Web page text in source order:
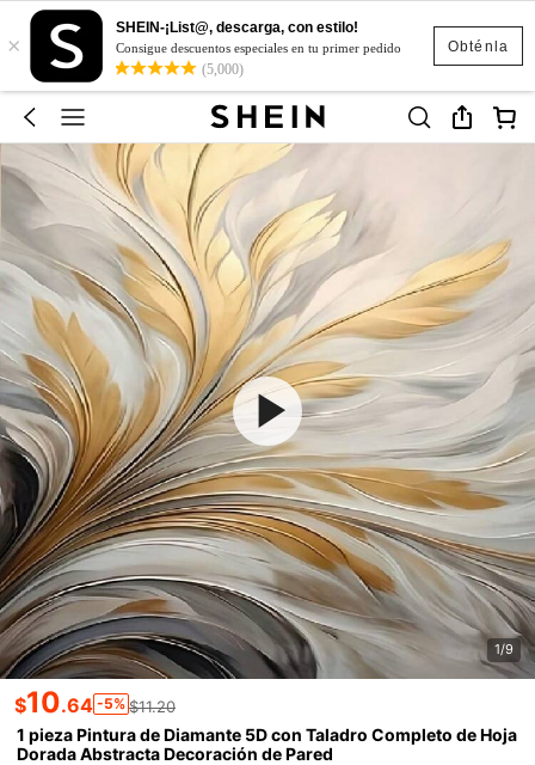
Obténla
×
SHEIN-¡List@, descarga, con estilo!
Consigue descuentos especiales en tu primer pedido
(5,000)
1/9
$10.64 -5% $11.20
1 pieza Pintura de Diamante 5D con Taladro Completo de Hoja
Dorada Abstracta Decoración de Pared